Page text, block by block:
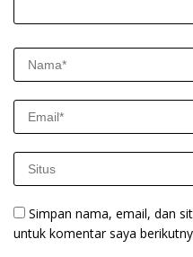
Simpan nama, email, dan
untuk komentar saya